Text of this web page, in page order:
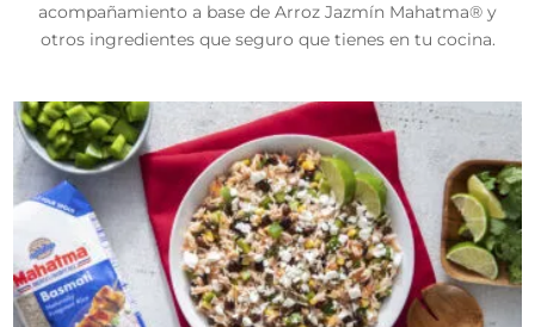
acompañamiento a base de Arroz Jazmín Mahatma® y
otros ingredientes que seguro que tienes en tu cocina.